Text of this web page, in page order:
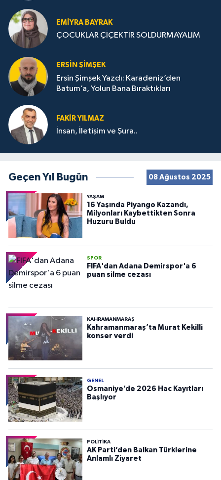
EMIYRA BAYRAK
ÇOCUKLAR ÇİÇEKTİR SOLDURMAYALIM
ERSIN ŞIMŞEK
Ersin Şimşek Yazdı: Karadeniz’den
Batum’a, Yolun Bana Bıraktıkları
FAKIR YILMAZ
İnsan, İletişim ve Şura..
Geçen Yıl Bugün 08 Ağustos 2025
YAŞAM
16 Yaşında Piyango Kazandı,
Milyonları Kaybettikten Sonra
Huzuru Buldu
SPOR
FIFA'dan Adana Demirspor'a 6
puan silme cezası
KAHRAMANMARAŞ
Kahramanmaraş’ta Murat Kekilli
konser verdi
GENEL
Osmaniye’de 2026 Hac Kayıtları
Başlıyor
POLITIKA
AK Parti’den Balkan Türklerine
Anlamlı Ziyaret